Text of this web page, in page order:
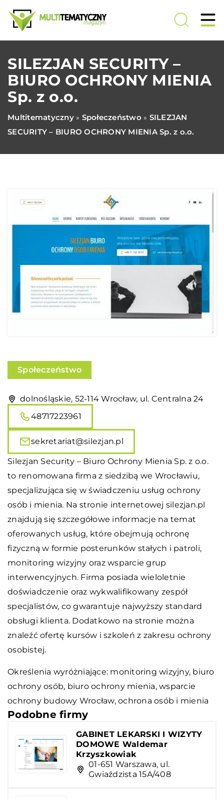
SILEZJAN SECURITY –
BIURO OCHRONY MIENIA
Sp. z o.o.
Multitematyczny» Społeczeństwo » SILEZJAN
SECURITY – BIURO OCHRONY MIENIA Sp. z o.o.
Społeczeństwo
dolnośląskie, 52-114 Wrocław, ul. Centralna 24
48717223961
sekretariat@silezjan.pl
Silezjan Security – Biuro Ochrony Mienia Sp. z o.o.
to renomowana firma z siedzibą we Wrocławiu,
specjalizująca się w świadczeniu usług ochrony
osób i mienia. Na stronie internetowej silezjan.pl
znajdują się szczegółowe informacje na temat
oferowanych usług, które obejmują ochronę
fizyczną w formie posterunków stałych i patroli,
monitoring wizyjny oraz wsparcie grup
interwencyjnych. Firma posiada wieloletnie
doświadczenie oraz wykwalifikowany zespół
specjalistów, co gwarantuje najwyższy standard
obsługi klienta. Dodatkowo na stronie można
znaleźć ofertę kursów i szkoleń z zakresu ochrony
osobistej.
Określenia wyróżniające: monitoring wizyjny, biuro
ochrony osób, biuro ochrony mienia, wsparcie
ochrony budowy Wrocław, ochrona osób i mienia
Podobne firmy
GABINET LEKARSKI I WIZYTY
DOMOWE Waldemar
Krzyszkowiak
01-651 Warszawa, ul.
Gwiaździsta 15A/408